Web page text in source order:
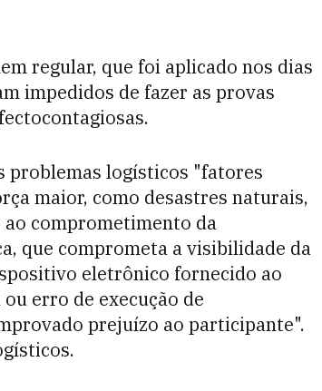
regular, que foi aplicado nos dias
impedidos de fazer as provas
problemas logísticos "fatores
maior, como desastres naturais,
ao comprometimento da
que comprometa a visibilidade da
eletrônico fornecido ao
erro de execução de
prejuízo ao participante".